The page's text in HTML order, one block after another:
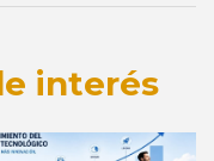
interés